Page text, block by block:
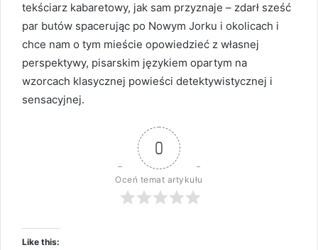
tekściarz kabaretowy, jak sam przyznaje – zdarł sześć
par butów spacerując po Nowym Jorku i okolicach i
chce nam o tym mieście opowiedzieć z własnej
perspektywy, pisarskim językiem opartym na
wzorcach klasycznej powieści detektywistycznej i
sensacyjnej.
0
Oceń temat artykułu
Like this: